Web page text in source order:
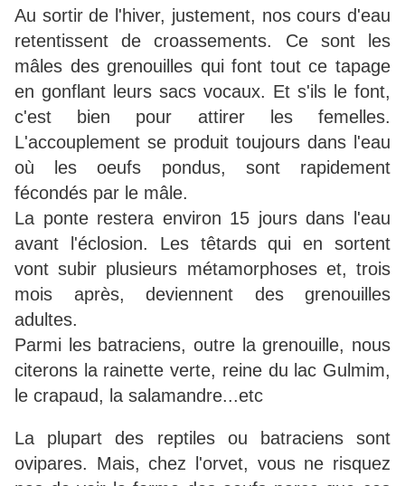
Au sortir de l'hiver, justement, nos cours d'eau
retentissent de croassements. Ce sont les
mâles des grenouilles qui font tout ce tapage
en gonflant leurs sacs vocaux. Et s'ils le font,
c'est bien pour attirer les femelles.
L'accouplement se produit toujours dans l'eau
où les oeufs pondus, sont rapidement
fécondés par le mâle.
La ponte restera environ 15 jours dans l'eau
avant l'éclosion. Les têtards qui en sortent
vont subir plusieurs métamorphoses et, trois
mois après, deviennent des grenouilles
adultes.
Parmi les batraciens, outre la grenouille, nous
citerons la rainette verte, reine du lac Gulmim,
le crapaud, la salamandre...etc
La plupart des reptiles ou batraciens sont
ovipares. Mais, chez l'orvet, vous ne risquez